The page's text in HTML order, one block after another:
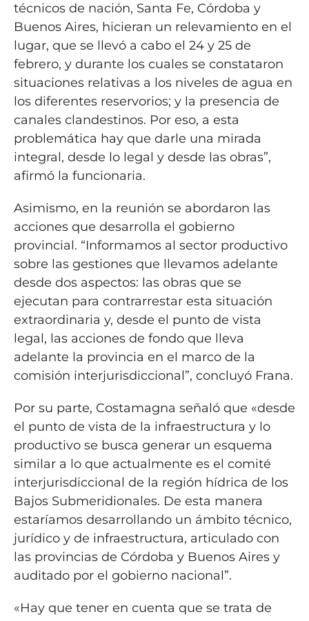
técnicos de nación, Santa Fe, Córdoba y
Buenos Aires, hicieran un relevamiento en el
lugar, que se llevó a cabo el 24 y 25 de
febrero, y durante los cuales se constataron
situaciones relativas a los niveles de agua en
los diferentes reservorios; y la presencia de
canales clandestinos. Por eso, a esta
problemática hay que darle una mirada
integral, desde lo legal y desde las obras”,
afirmó la funcionaria.
Asimismo, en la reunión se abordaron las
acciones que desarrolla el gobierno
provincial. “Informamos al sector productivo
sobre las gestiones que llevamos adelante
desde dos aspectos: las obras que se
ejecutan para contrarrestar esta situación
extraordinaria y, desde el punto de vista
legal, las acciones de fondo que lleva
adelante la provincia en el marco de la
comisión interjurisdiccional”, concluyó Frana.
Por su parte, Costamagna señaló que «desde
el punto de vista de la infraestructura y lo
productivo se busca generar un esquema
similar a lo que actualmente es el comité
interjurisdiccional de la región hídrica de los
Bajos Submeridionales. De esta manera
estaríamos desarrollando un ámbito técnico,
jurídico y de infraestructura, articulado con
las provincias de Córdoba y Buenos Aires y
auditado por el gobierno nacional”.
«Hay que tener en cuenta que se trata de